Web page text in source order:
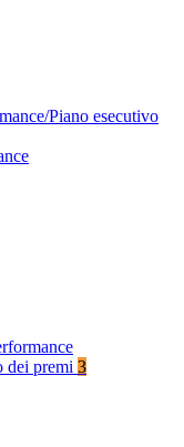
Piano esecutivo
dei premi 3